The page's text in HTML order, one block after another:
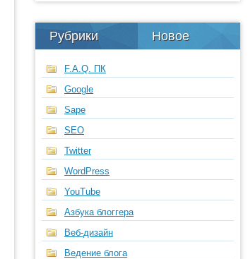
Рубрики Новое
F.A.Q. ПК
Google
Sape
SEO
Twitter
WordPress
YouTube
Азбука блоггера
Веб-дизайн
Ведение блога